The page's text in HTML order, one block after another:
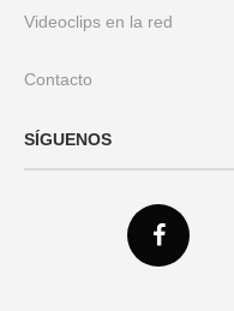
Videoclips en la red
Contacto
SÍGUENOS